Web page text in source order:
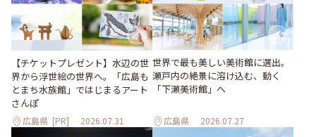
【チケットプレゼント】水辺の世
界から浮世絵の世界へ。「広島も
とまち水族館」ではじまるアート
さんぽ
広島県 [PR] 2026.07.31
世界で最も美しい美術館に選出。
瀬戸内の絶景に溶け込む、動く
「下瀬美術館」へ
広島県 2026.07.27